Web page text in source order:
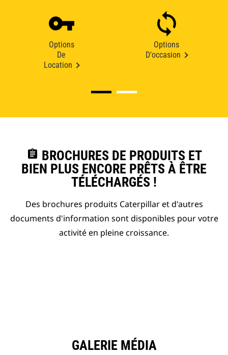
Options
De
Location
Options
D'occasion
assignment BROCHURES DE PRODUITS ET
BIEN PLUS ENCORE PRÊTS À ÊTRE
TÉLÉCHARGÉS !
Des brochures produits Caterpillar et d'autres
documents d'information sont disponibles pour votre
activité en pleine croissance.
GALERIE MÉDIA